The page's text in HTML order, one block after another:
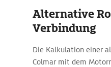
Alternative
Verbindung
Die Kalkulation einer
Colmar mit dem